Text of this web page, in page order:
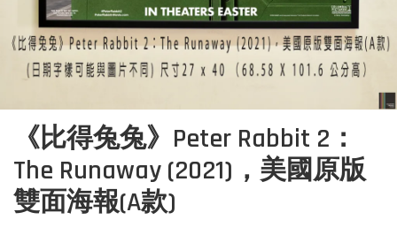
《比得兔兔》Peter Rabbit 2：
The Runaway (2021)，美國原版
雙面海報(A款)